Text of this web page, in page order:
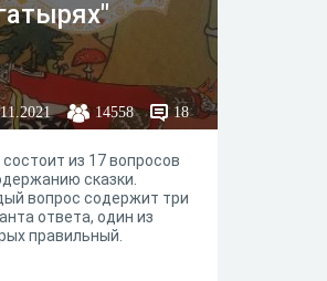
14558 18
из 17 вопросов
сказки.
вопрос содержит три
ответа, один из
правильный.